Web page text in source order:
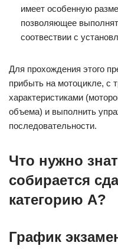
имеет особенную
позволяющее
соотвествии с
Для прохождения этого
прибыть на мотоцикле, с
характеристиками
объема) и выполнить
последовательности.
Что нужно
собирается
категорию А?
График